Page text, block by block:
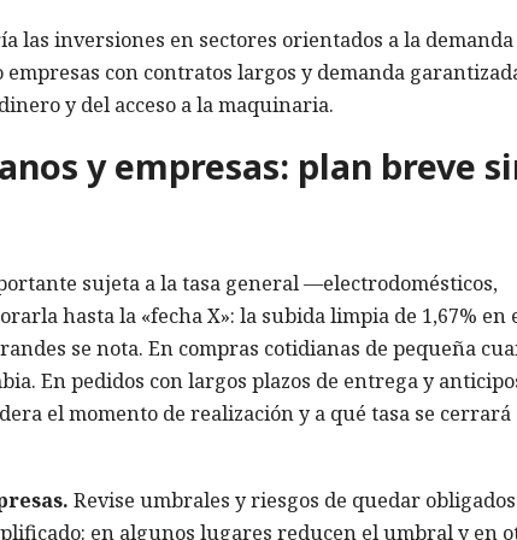
las inversiones en sectores orientados a la demanda
con contratos largos y demanda
y del acceso a la maquinaria.
y empresas: plan breve
sujeta a la tasa general —electrodomésticos,
hasta la «fecha X»: la subida limpia de 1,67% en
se nota. En compras cotidianas de pequeña
En pedidos con largos plazos de entrega y
el momento de realización y a qué tasa se cerrará
Revise umbrales y riesgos de quedar
en algunos lugares reducen el umbral y en